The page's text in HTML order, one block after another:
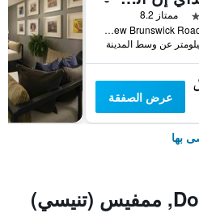
ممتاز 8.2
2751 New Brunswick Road, ممفيس (تنيسي), TN, الولايات المتحدة الأميريكية
عرض الصفقة
بها